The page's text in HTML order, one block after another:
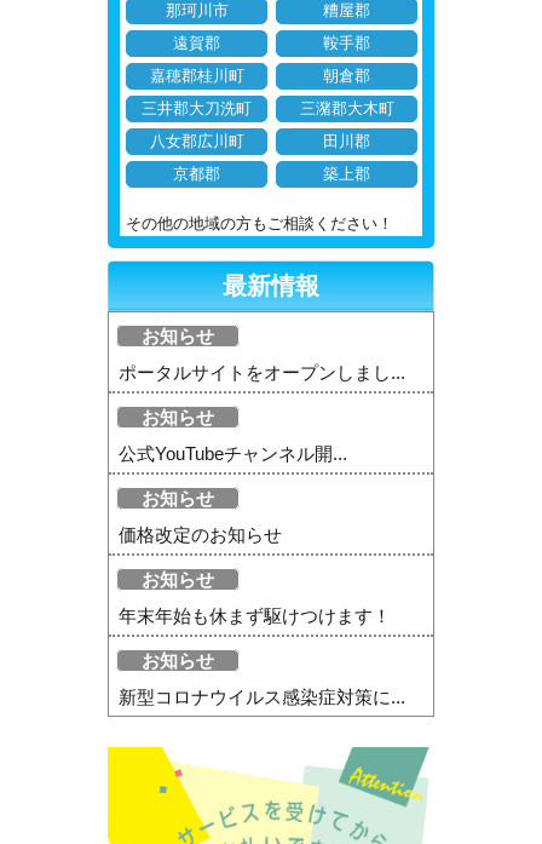
那珂川市
糟屋郡
遠賀郡
鞍手郡
嘉穂郡桂川町
朝倉郡
三井郡大刀洗町
三潴郡大木町
八女郡広川町
田川郡
京都郡
築上郡
その他の地域の方もご相談ください！
最新情報
お知らせ
ポータルサイトをオープンしまし...
お知らせ
公式YouTubeチャンネル開...
お知らせ
価格改定のお知らせ
お知らせ
年末年始も休まず駆けつけます！
お知らせ
新型コロナウイルス感染症対策に...